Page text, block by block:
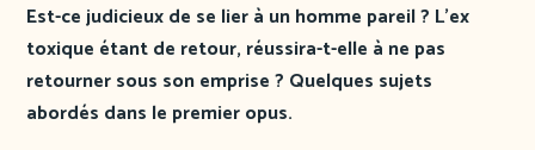
Est-ce judicieux de se lier à un homme pareil ? L’ex
toxique étant de retour, réussira-t-elle à ne pas
retourner sous son emprise ? Quelques sujets
abordés dans le premier opus.